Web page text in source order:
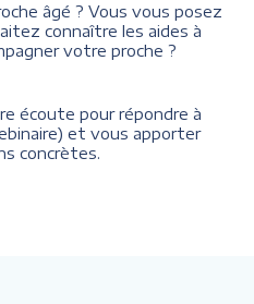
âgé ? Vous vous posez
connaître les aides à
votre proche ?
écoute pour répondre à
et vous apporter
concrètes.